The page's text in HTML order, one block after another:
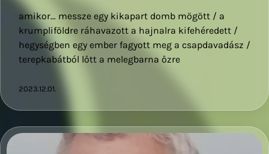
amikor… messze egy kikapart domb mögött / a
krumpliföldre ráhavazott a hajnalra kifehéredett /
hegységben egy ember fagyott meg a csapdavadász /
terepkabátból lőtt a melegbarna őzre
2023.12.01.